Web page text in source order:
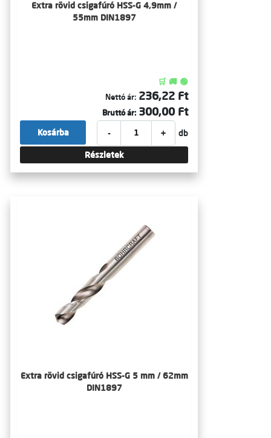
Extra rövid csigafúró HSS-G 4,9mm /
55mm DIN1897
🛒 🚚 🟢
Nettó ár: 236,22 Ft
Bruttó ár: 300,00 Ft
- + db
Kosárba
Részletek
Extra rövid csigafúró HSS-G 5 mm / 62mm
DIN1897